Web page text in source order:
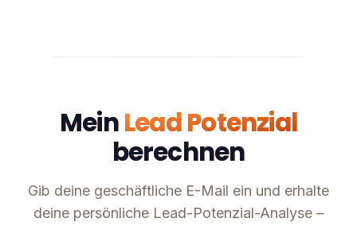
MeinLead Potenzial
berechnen
Gib deine geschäftliche E-Mail ein und erhalte
deine persönliche Lead-Potenzial-Analyse –